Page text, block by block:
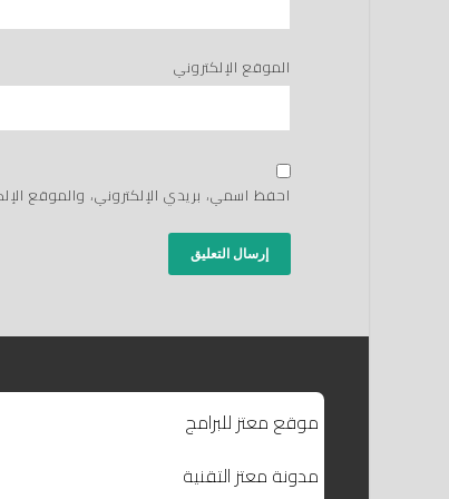
الموقع الإلكتروني
احفظ اسمي، بريدي الإلكتروني، والموقع
موقع معتز للبرامج
مدونة معتز التقنية